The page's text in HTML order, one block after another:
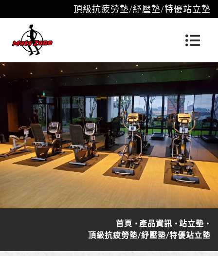
頂級抗疲勞墊/紓壓墊/特優站立墊
首頁 產品資訊
站立墊
頂級抗疲勞墊/紓壓墊/特優站立墊